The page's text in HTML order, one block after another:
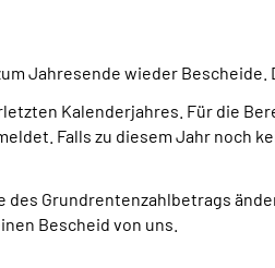
Jahresende wieder
Kalenderjahres. Für die
Falls zu diesem Jahr noch
des Grundrentenzahlbetrags
Bescheid von uns.